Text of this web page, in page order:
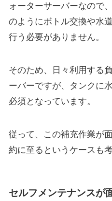
ォーターサーバーなので
のようにボトル交換や水
行う必要がありません。
そのため、日々利用する
ーバーですが、
タンクに
必須となっています。
従って、この補充作業が
約に至るというケースも
セルフメンテナンスが